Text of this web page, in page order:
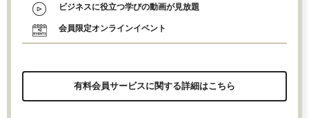
ビジネスに役立つ学びの動画が見放題
会員限定オンラインイベント
有料会員サービスに関する詳細はこちら